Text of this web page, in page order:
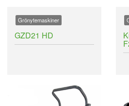
Grönytemaskiner
GZD21 HD